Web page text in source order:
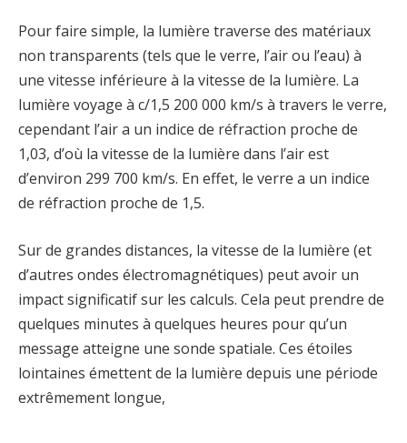
Pour faire simple, la lumière traverse des matériaux
non transparents (tels que le verre, l’air ou l’eau) à
une vitesse inférieure à la vitesse de la lumière. La
lumière voyage à c/1,5 200 000 km/s à travers le verre,
cependant l’air a un indice de réfraction proche de
1,03, d’où la vitesse de la lumière dans l’air est
d’environ 299 700 km/s. En effet, le verre a un indice
de réfraction proche de 1,5.
Sur de grandes distances, la vitesse de la lumière (et
d’autres ondes électromagnétiques) peut avoir un
impact significatif sur les calculs. Cela peut prendre de
quelques minutes à quelques heures pour qu’un
message atteigne une sonde spatiale. Ces étoiles
lointaines émettent de la lumière depuis une période
extrêmement longue,